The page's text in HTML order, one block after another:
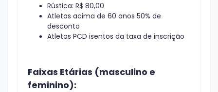
Rústica: R$ 80,00
Atletas acima de 60 anos 50% de
desconto
Atletas PCD isentos da taxa de inscrição
Faixas Etárias (masculino e
feminino):